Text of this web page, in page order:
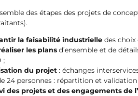
des étapes des projets de
la faisabilité industrielle des choix
les plans d’ensemble et de
;
du projet : échanges
24 personnes : répartition et
des projets et des engagements de